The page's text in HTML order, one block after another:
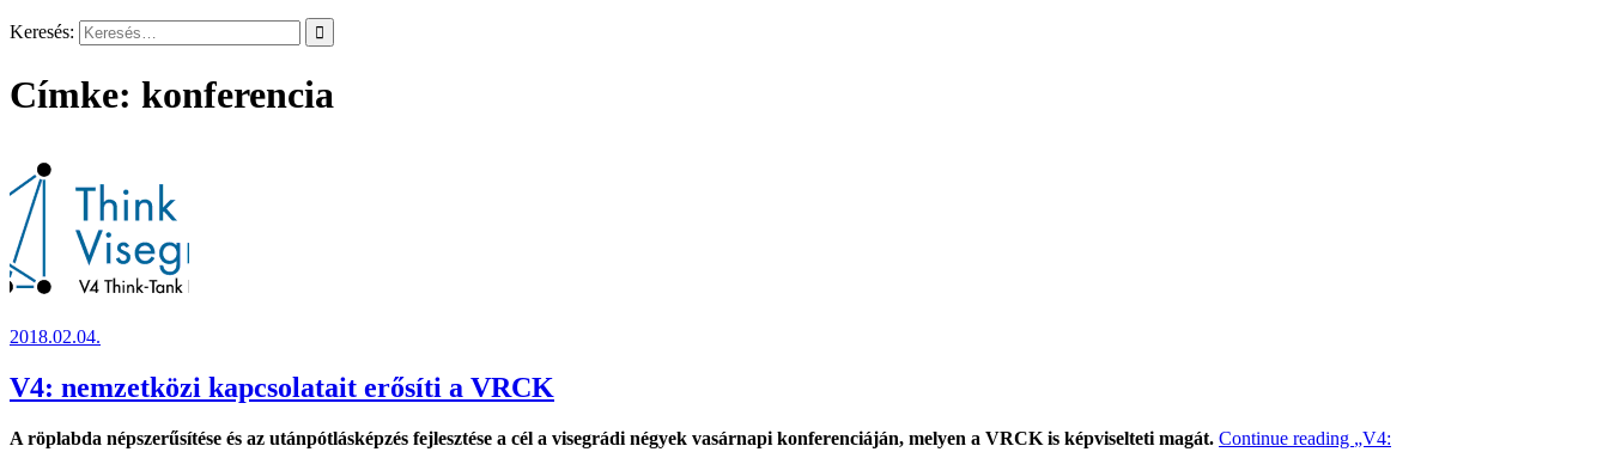
Keresés:
Címke: konferencia
2018.02.04.
V4: nemzetközi kapcsolatait erősíti a VRCK
A röplabda népszerűsítése és az utánpótlásképzés fejlesztése a cél a visegrádi négyek vasárnapi konferenciáján, melyen a VRCK is képviselteti magát. Continue reading „V4: